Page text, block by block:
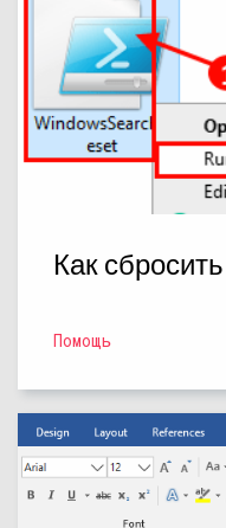
Как
Помощь